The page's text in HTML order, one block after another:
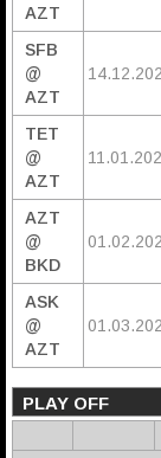
AZT
SFB
@
AZT
TET
@
AZT
AZT
@
BKD
ASK
@
AZT
PLAY OFF